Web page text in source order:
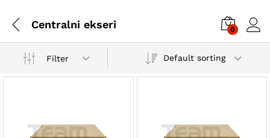
Centralni ekseri 0
Filter Default sorting